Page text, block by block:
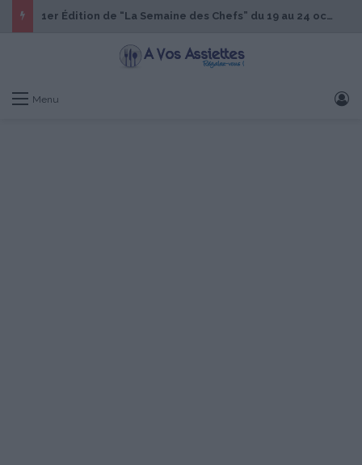
1er Édition de “La Semaine des Chefs” du 19 au 24 octobre 2026
Menu